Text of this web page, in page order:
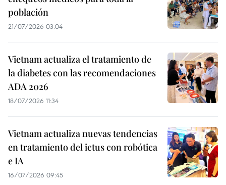
población
21/07/2026 03:04
Vietnam actualiza el tratamiento de
la diabetes con las recomendaciones
ADA 2026
18/07/2026 11:34
Vietnam actualiza nuevas tendencias
en tratamiento del ictus con robótica
e IA
16/07/2026 09:45